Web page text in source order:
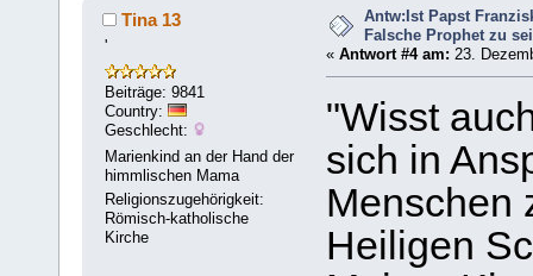
Tina 13
'
Beiträge: 9841
Country:
Geschlecht:
Marienkind an der Hand der
himmlischen Mama
Religionszugehörigkeit:
Römisch-katholische
Kirche
Antw:Ist Papst
Falsche Prophet zu
« Antwort #4 am: 23.
"Wisst
sich in
Menschen
Heiligen